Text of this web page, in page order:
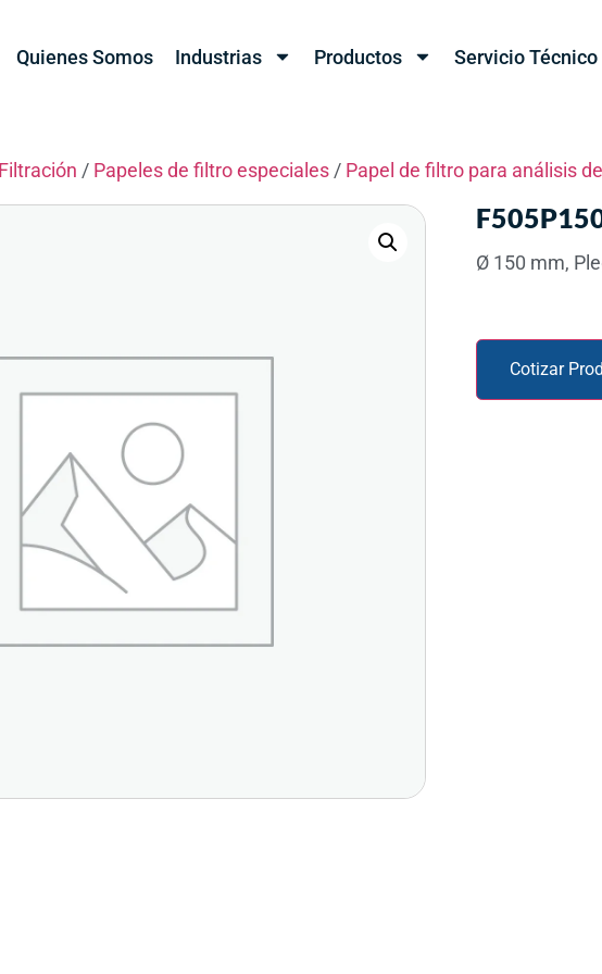
Quienes Somos Industrias Productos Servicio Técnico
Filtración / Papeles de filtro especiales / Papel de filtro para análisis
Ø 150 mm,
Cotizar